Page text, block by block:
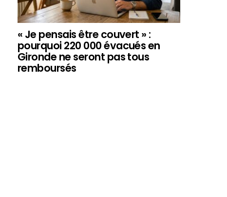
« Je pensais être couvert » :
pourquoi 220 000 évacués en
Gironde ne seront pas tous
remboursés